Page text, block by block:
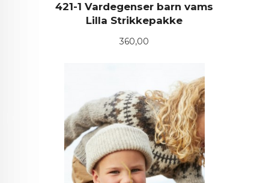
421-1 Vardegenser barn vams
Lilla Strikkepakke
Pris
360,00